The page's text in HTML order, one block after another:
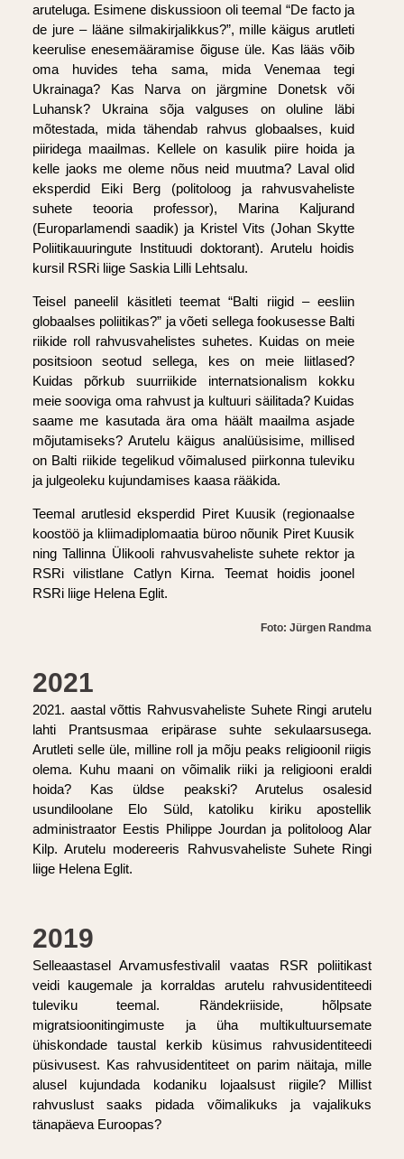
aruteluga. Esimene diskussioon oli teemal “De facto ja
de jure – lääne silmakirjalikkus?”, mille käigus arutleti
keerulise enesemääramise õiguse üle. Kas lääs võib
oma huvides teha sama, mida Venemaa tegi
Ukrainaga? Kas Narva on järgmine Donetsk või
Luhansk? Ukraina sõja valguses on oluline läbi
mõtestada, mida tähendab rahvus globaalses, kuid
piiridega maailmas. Kellele on kasulik piire hoida ja
kelle jaoks me oleme nõus neid muutma? Laval olid
eksperdid Eiki Berg (politoloog ja rahvusvaheliste
suhete teooria professor), Marina Kaljurand
(Europarlamendi saadik) ja Kristel Vits (Johan Skytte
Poliitikauuringute Instituudi doktorant). Arutelu hoidis
kursil RSRi liige Saskia Lilli Lehtsalu.
Teisel paneelil käsitleti teemat “Balti riigid – eesliin
globaalses poliitikas?” ja võeti sellega fookusesse Balti
riikide roll rahvusvahelistes suhetes. Kuidas on meie
positsioon seotud sellega, kes on meie liitlased?
Kuidas põrkub suurriikide internatsionalism kokku
meie sooviga oma rahvust ja kultuuri säilitada? Kuidas
saame me kasutada ära oma häält maailma asjade
mõjutamiseks? Arutelu käigus analüüsisime, millised
on Balti riikide tegelikud võimalused piirkonna tuleviku
ja julgeoleku kujundamises kaasa rääkida.
Teemal arutlesid eksperdid Piret Kuusik (regionaalse
koostöö ja kliimadiplomaatia büroo nõunik Piret Kuusik
ning Tallinna Ülikooli rahvusvaheliste suhete rektor ja
RSRi vilistlane Catlyn Kirna. Teemat hoidis joonel
RSRi liige Helena Eglit.
Foto: Jürgen Randma
2021
2021. aastal võttis Rahvusvaheliste Suhete Ringi arutelu
lahti Prantsusmaa eripärase suhte sekulaarsusega.
Arutleti selle üle, milline roll ja mõju peaks religioonil riigis
olema. Kuhu maani on võimalik riiki ja religiooni eraldi
hoida? Kas üldse peakski? Arutelus osalesid
usundiloolane Elo Süld, katoliku kiriku apostellik
administraator Eestis Philippe Jourdan ja politoloog Alar
Kilp. Arutelu modereeris Rahvusvaheliste Suhete Ringi
liige Helena Eglit.
2019
Selleaastasel Arvamusfestivalil vaatas RSR poliitikast
veidi kaugemale ja korraldas arutelu rahvusidentiteedi
tuleviku teemal. Rändekriiside, hõlpsate
migratsioonitingimuste ja üha multikultuursemate
ühiskondade taustal kerkib küsimus rahvusidentiteedi
püsivusest. Kas rahvusidentiteet on parim näitaja, mille
alusel kujundada kodaniku lojaalsust riigile? Millist
rahvuslust saaks pidada võimalikuks ja vajalikuks
tänapäeva Euroopas?